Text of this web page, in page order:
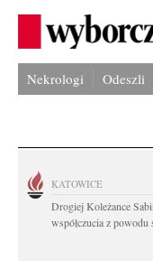
Nekrologi Odeszli
KATOWICE
Drogiej Koleżance
współczucia z